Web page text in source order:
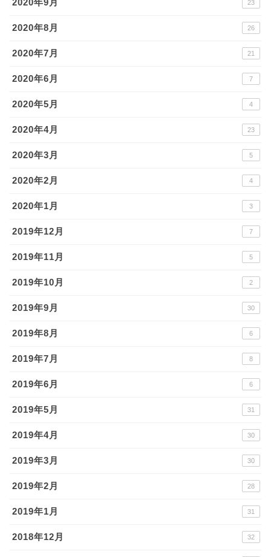
2020年9月 23
2020年8月 26
2020年7月 21
2020年6月 7
2020年5月 4
2020年4月 23
2020年3月 5
2020年2月 4
2020年1月 3
2019年12月 7
2019年11月 5
2019年10月 2
2019年9月 30
2019年8月 6
2019年7月 8
2019年6月 6
2019年5月 31
2019年4月 30
2019年3月 30
2019年2月 28
2019年1月 31
2018年12月 32